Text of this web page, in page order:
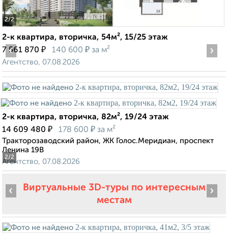
2/2
2-к квартира, вторичка, 54м², 15/25 этаж
7 561 870 ₽ 140 600 ₽ за м²
Агентство, 07.08.2026
2/2
‹ ›
2-к квартира, вторичка, 82м², 19/24 этаж
14 609 480 ₽ 178 600 ₽ за м²
Тракторозаводский район, ЖК Голос.Меридиан, проспект
Ленина 19В
Агентство, 07.08.2026
Виртуальные 3D-туры по интересным
местам
‹ ›